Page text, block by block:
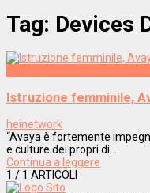
Tag: Devices
Istruzione femminile,
heinetwork
“Avaya è fortemente
e culture dei propri di ...
Continua a leggere
1 / 1 ARTICOLI